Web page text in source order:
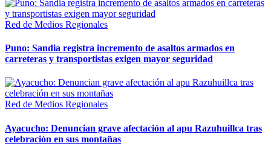
Red de Medios Regionales
Puno: Sandia registra incremento de asaltos armados en
carreteras y transportistas exigen mayor seguridad
Red de Medios Regionales
Ayacucho: Denuncian grave afectación al apu Razuhuillca tras
celebración en sus montañas